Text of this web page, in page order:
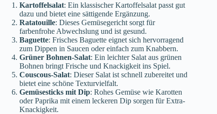
Kartoffelsalat: Ein klassischer Kartoffelsalat passt gut
dazu und bietet eine sättigende Ergänzung.
Ratatouille: Dieses Gemüsegericht sorgt für
farbenfrohe Abwechslung und ist gesund.
Baguette: Frisches Baguette eignet sich hervorragend
zum Dippen in Saucen oder einfach zum Knabbern.
Grüner Bohnen-Salat: Ein leichter Salat aus grünen
Bohnen bringt Frische und Knackigkeit ins Spiel.
Couscous-Salat: Dieser Salat ist schnell zubereitet und
bietet eine schöne Texturvielfalt.
Gemüsesticks mit Dip: Rohes Gemüse wie Karotten
oder Paprika mit einem leckeren Dip sorgen für Extra-
Knackigkeit.